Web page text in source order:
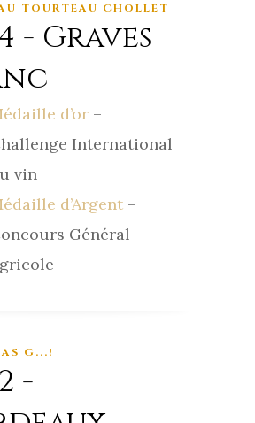
TOURTEAU CHOLLET
- Graves
d’or –
International
vin
d’Argent–
Général
G...!
-